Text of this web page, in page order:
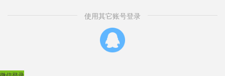
使用其它账号登录